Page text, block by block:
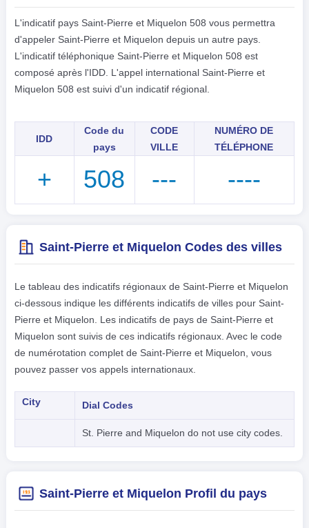
L'indicatif pays Saint-Pierre et Miquelon 508 vous permettra
d'appeler Saint-Pierre et Miquelon depuis un autre pays.
L'indicatif téléphonique Saint-Pierre et Miquelon 508 est
composé après l'IDD. L'appel international Saint-Pierre et
Miquelon 508 est suivi d'un indicatif régional.
IDD
Code du
pays
CODE
VILLE
NUMÉRO DE
TÉLÉPHONE
+ 508 --- ----
Saint-Pierre et Miquelon Codes des villes
Le tableau des indicatifs régionaux de Saint-Pierre et Miquelon
ci-dessous indique les différents indicatifs de villes pour Saint-
Pierre et Miquelon. Les indicatifs de pays de Saint-Pierre et
Miquelon sont suivis de ces indicatifs régionaux. Avec le code
de numérotation complet de Saint-Pierre et Miquelon, vous
pouvez passer vos appels internationaux.
City Dial Codes
St. Pierre and Miquelon do not use city codes.
Saint-Pierre et Miquelon Profil du pays